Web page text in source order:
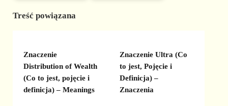
Treść powiązana
Znaczenie
Distribution of Wealth
(Co to jest, pojęcie i
definicja) – Meanings
Znaczenie Ultra (Co
to jest, Pojęcie i
Definicja) –
Znaczenia